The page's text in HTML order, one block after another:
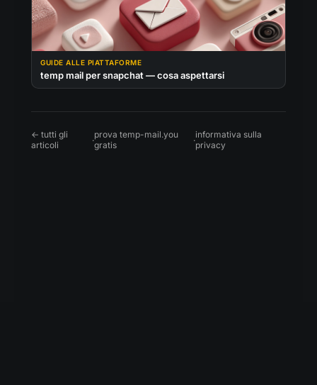
GUIDE ALLE PIATTAFORME
temp mail per snapchat — cosa aspettarsi
← tutti gli
articoli
·prova temp-mail.you
gratis
·informativa sulla
privacy